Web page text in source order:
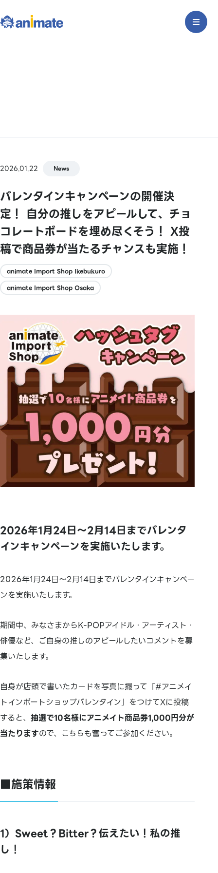
2026.01.22 News
バレンタインキャンペーンの開催決
定！ 自分の推しをアピールして、チョ
コレートボードを埋め尽くそう！ X投
稿で商品券が当たるチャンスも実施！
animate Import Shop Ikebukuro
animate Import Shop Osaka
2026年1月24日～2月14日までバレンタ
インキャンペーンを実施いたします。
2026年1月24日～2月14日までバレンタインキャンペー
ンを実施いたします。
期間中、みなさまからK-POPアイドル・アーティスト・
俳優など、ご自身の推しのアピールしたいコメントを募
集いたします。
自身が店頭で書いたカードを写真に撮って「#アニメイ
トインポートショップバレンタイン」をつけてXに投稿
すると、 抽選で10名様にアニメイト商品券1,000円分が
当たりますので、こちらも奮ってご参加ください。
■施策情報
1）Sweet？Bitter？伝えたい！私の推
し！